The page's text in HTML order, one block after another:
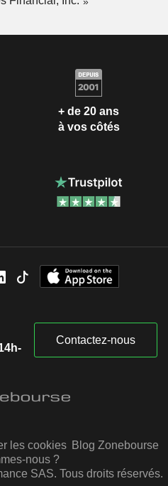
+ de 20 ans
à vos côtés
Contactez-nous
les cookies Blog Zonebourse
nous ?
SAS. Tous droits réservés.